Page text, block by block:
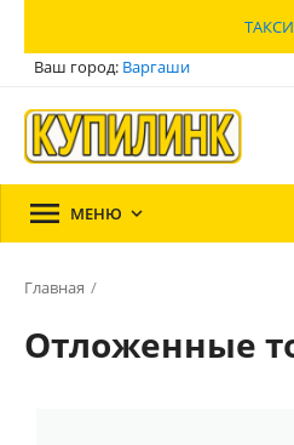
ТАКСИ
Ваш город: Варгаши
 МЕНЮ 
Главная /
Отложенные